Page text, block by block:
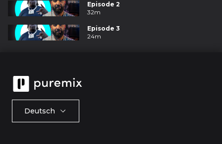
Episode 2
32m
Episode 3
24m
Deutsch